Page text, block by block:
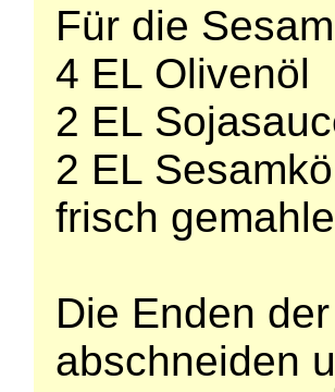
Für die
4 EL Olivenöl
2 EL
2 EL
frisch
Die Enden
abschneiden